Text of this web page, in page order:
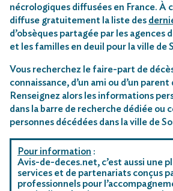
nécrologiques diffusées en France. À
diffuse gratuitement la liste des
d’obsèques partagée par les agences
et les familles en deuil pour la ville de
Vous recherchez le faire-part de
connaissance, d’un ami ou d’un parent
Renseignez alors les informations
dans la barre de recherche dédiée ou
personnes décédées dans la ville de
Pour information :
Avis-de-deces.net, c’est aussi une
services et de partenariats conçus
professionnels pour